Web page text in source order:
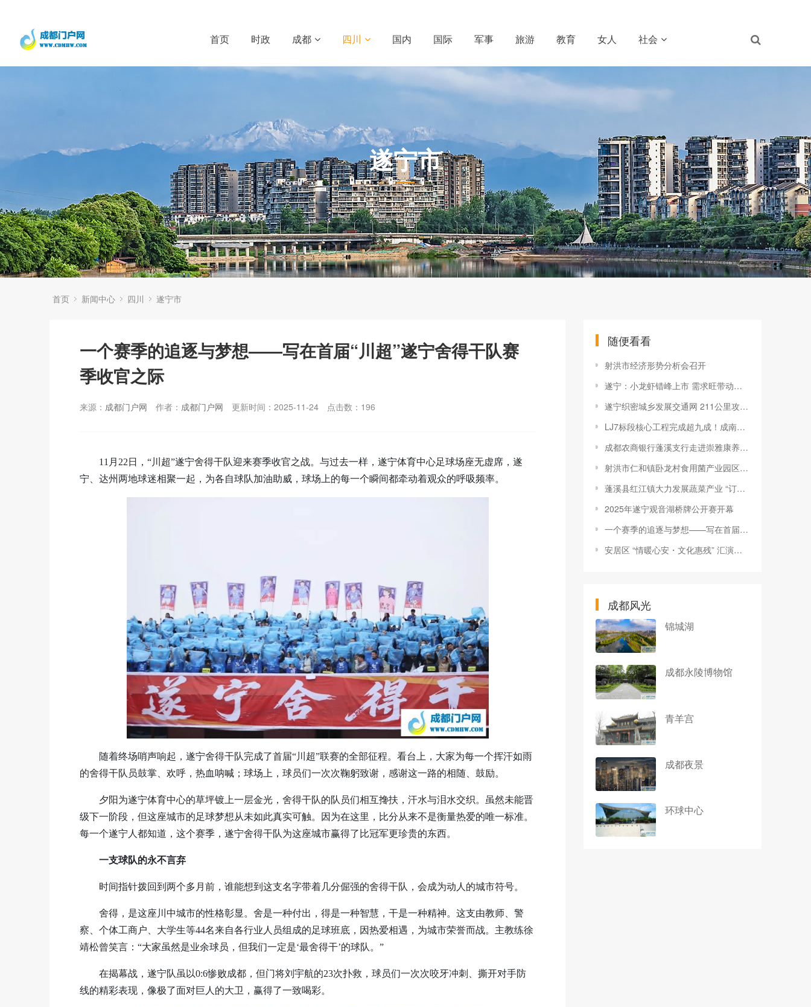
首页 时政 成都 四川 国内 国际 军事 旅游 教育 女人 社会
遂宁市
首页 新闻中心 四川 遂宁市
一个赛季的追逐与梦想——写在首届“川超”遂宁舍得干队赛
季收官之际
来源： 成都门户网 作者： 成都门户网 更新时间：2025-11-24 点击数： 196
11月22日，“川超”遂宁舍得干队迎来赛季收官之战。与过去一样，遂宁体育中心足球场座无虚席，遂
宁、达州两地球迷相聚一起，为各自球队加油助威，球场上的每一个瞬间都牵动着观众的呼吸频率。
随着终场哨声响起，遂宁舍得干队完成了首届“川超”联赛的全部征程。看台上，大家为每一个挥汗如雨
的舍得干队员鼓掌、欢呼，热血呐喊；球场上，球员们一次次鞠躬致谢，感谢这一路的相随、鼓励。
夕阳为遂宁体育中心的草坪镀上一层金光，舍得干队的队员们相互搀扶，汗水与泪水交织。虽然未能晋
级下一阶段，但这座城市的足球梦想从未如此真实可触。因为在这里，比分从来不是衡量热爱的唯一标准。
每一个遂宁人都知道，这个赛季，遂宁舍得干队为这座城市赢得了比冠军更珍贵的东西。
一支球队的永不言弃
时间指针拨回到两个多月前，谁能想到这支名字带着几分倔强的舍得干队，会成为动人的城市符号。
舍得，是这座川中城市的性格彰显。舍是一种付出，得是一种智慧，干是一种精神。这支由教师、警
察、个体工商户、大学生等44名来自各行业人员组成的足球班底，因热爱相遇，为城市荣誉而战。主教练徐
靖松曾笑言：“大家虽然是业余球员，但我们一定是‘最舍得干’的球队。”
在揭幕战，遂宁队虽以0:6惨败成都，但门将刘宇航的23次扑救，球员们一次次咬牙冲刺、撕开对手防
线的精彩表现，像极了面对巨人的大卫，赢得了一致喝彩。
随便看看
射洪市经济形势分析会召开
遂宁：小龙虾错峰上市 需求旺带动农民增收
遂宁织密城乡发展交通网 211公里攻坚路激活全域共富新动能
LJ7标段核心工程完成超九成！成南高速扩容工程冲刺年底全线通车
成都农商银行蓬溪支行走进崇雅康养中心开展金融知识宣传活动
射洪市仁和镇卧龙村食用菌产业园区一期项目落地建设跑出加速度
蓬溪县红江镇大力发展蔬菜产业 “订单茼蒿”收益好 一年产值两千万
2025年遂宁观音湖桥牌公开赛开幕
一个赛季的追逐与梦想——写在首届“川超”遂宁舍得干队赛季收官之际
安居区 “情暖心安・文化惠残” 汇演进社区
成都风光
锦城湖
成都永陵博物馆
青羊宫
成都夜景
环球中心